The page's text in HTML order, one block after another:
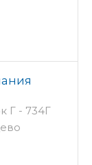
Г - 734Г